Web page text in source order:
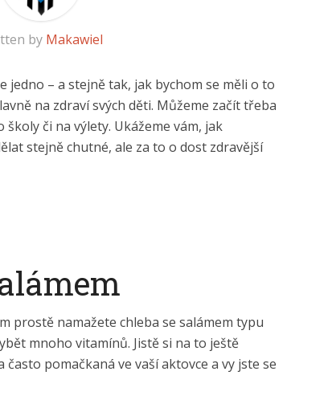
by Makawiel
jedno – a stejně tak, jak bychom se měli o to
na zdraví svých děti. Můžeme začít třeba
či na výlety. Ukážeme vám, jak
stejně chutné, ale za to o dost zdravější
prostě namažete chleba se salámem typu
mnoho vitamínů. Jistě si na to ještě
pomačkaná ve vaší aktovce a vy jste se